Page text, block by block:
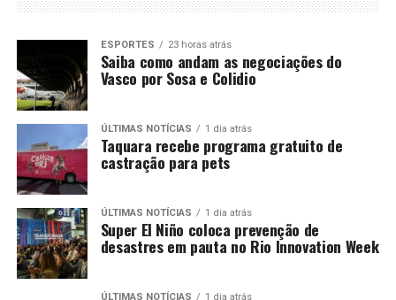
ESPORTES 23 horas atrás
Saiba como andam as negociações do
Vasco por Sosa e Colidio
ÚLTIMAS NOTÍCIAS 1 dia atrás
Taquara recebe programa gratuito de
castração para pets
ÚLTIMAS NOTÍCIAS 1 dia atrás
Super El Niño coloca prevenção de
desastres em pauta no Rio Innovation Week
ÚLTIMAS NOTÍCIAS 1 dia atrás